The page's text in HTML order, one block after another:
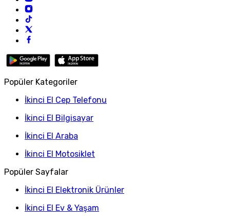
Popüler Kategoriler
İkinci El Cep Telefonu
İkinci El Bilgisayar
İkinci El Araba
İkinci El Motosiklet
Popüler Sayfalar
İkinci El Elektronik Ürünler
İkinci El Ev & Yaşam